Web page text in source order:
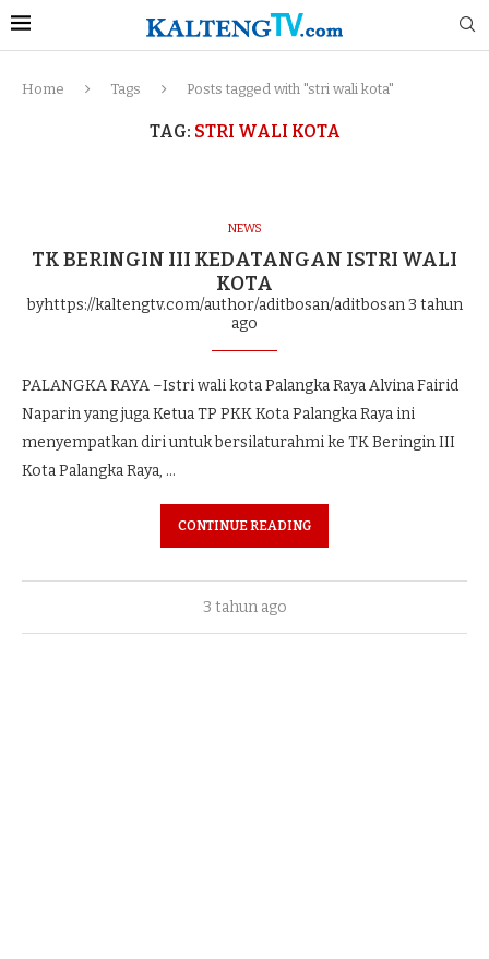
Home Tags Posts tagged with "stri wali kota"
TAG: STRI WALI KOTA
NEWS
TK BERINGIN III KEDATANGAN ISTRI WALI
KOTA
byhttps://kaltengtv.com/author/aditbosan/aditbosan3 tahun
ago
PALANGKA RAYA –Istri wali kota Palangka Raya Alvina Fairid
Naparin yang juga Ketua TP PKK Kota Palangka Raya ini
menyempatkan diri untuk bersilaturahmi ke TK Beringin III
Kota Palangka Raya, …
CONTINUE READING
3 tahun ago